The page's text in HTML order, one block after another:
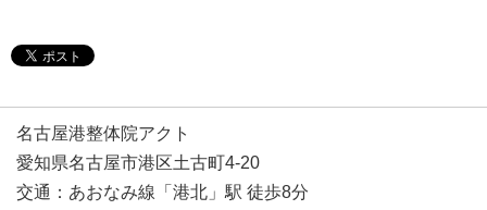
名古屋港整体院アクト
愛知県名古屋市港区土古町4-20
交通：あおなみ線「港北」駅 徒歩8分